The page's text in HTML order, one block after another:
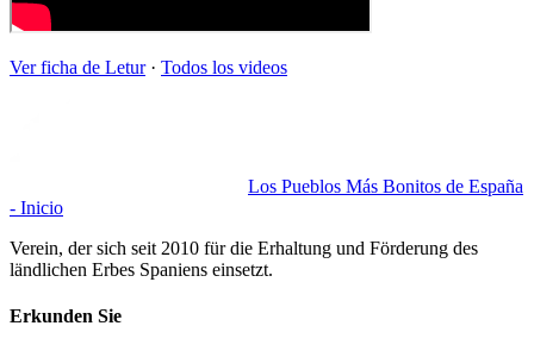
Ver ficha de Letur· Todos los videos
Los Pueblos Más Bonitos de España
- Inicio
Verein, der sich seit 2010 für die Erhaltung und Förderung des
ländlichen Erbes Spaniens einsetzt.
Erkunden Sie